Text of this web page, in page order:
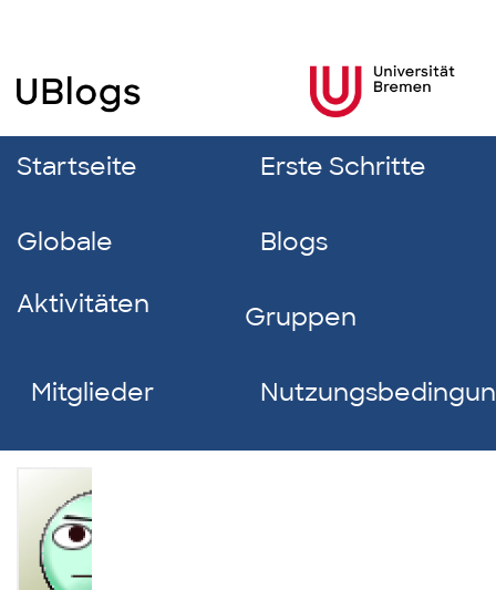
Startseite Erste Schritte
Globale
Aktivitäten
Blogs
Gruppen
Mitglieder